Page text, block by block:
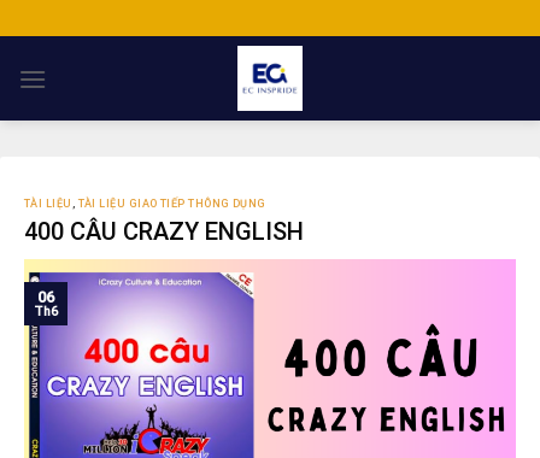
to
content
TÀI LIỆU ,TÀI LIỆU GIAO TIẾP THÔNG DỤNG
400 CÂU CRAZY ENGLISH
06
Th6